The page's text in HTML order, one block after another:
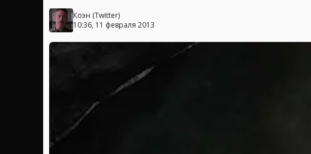
Коэн (Twitter)
10:36, 11 февраля 2013